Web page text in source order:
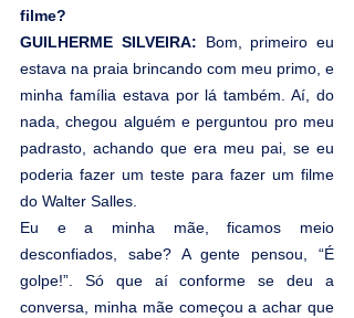
filme?
GUILHERME SILVEIRA: Bom, primeiro eu
estava na praia brincando com meu primo, e
minha família estava por lá também. Aí, do
nada, chegou alguém e perguntou pro meu
padrasto, achando que era meu pai, se eu
poderia fazer um teste para fazer um filme
do Walter Salles.
Eu e a minha mãe, ficamos meio
desconfiados, sabe? A gente pensou, “É
golpe!”. Só que aí conforme se deu a
conversa, minha mãe começou a achar que